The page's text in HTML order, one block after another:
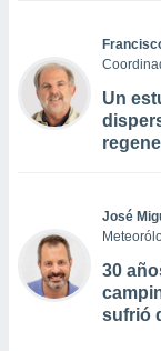
Un
José
30
sufrió